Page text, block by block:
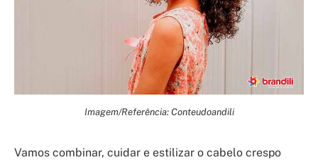
Imagem/Referência: Conteudoandili
Vamos combinar, cuidar e estilizar o cabelo crespo